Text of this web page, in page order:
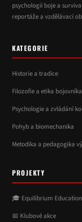
psychologii boje a
reportáže a vzdělávací
KATEGORIE
Historie a tradice
Filozofie a etika bojovníka
Psychologie a zvládání
Pohyb a biomechanika
Metodika a pedagogika
PROJEKTY
🎓 Equilibrium
📅 Klubové akce